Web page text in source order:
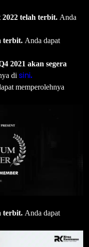
telah terbit. Anda
terbit. Anda dapat
2021 akan segera
di sini.
memperolehnya
terbit. Anda dapat